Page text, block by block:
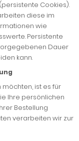
Cookies).
diese im
wie
Persistente
Dauer
kann.
ist es für
Ihre persönlichen
Bestellung
verarbeiten wir zur